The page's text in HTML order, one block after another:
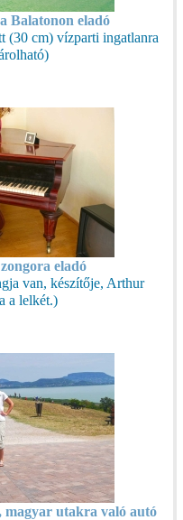
Balatonon eladó
(30 cm) vízparti ingatlanra
eladó
van, készítője, Arthur
a lelkét.)
magyar utakra való autó